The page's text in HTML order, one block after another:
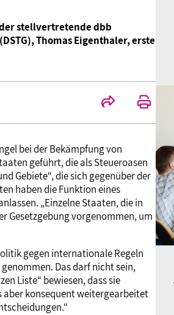
stellvertretende dbb
Thomas Eigenthaler, erste
bei der Bekämpfung von
geführt, die als Steueroasen
Gebiete“, die sich gegenüber der
haben die Funktion eines
„Einzelne Staaten, die in
Gesetzgebung vorgenommen, um
gegen internationale Regeln
Das darf nicht sein,
Liste“ bewiesen, dass sie
aber konsequent weitergearbeitet